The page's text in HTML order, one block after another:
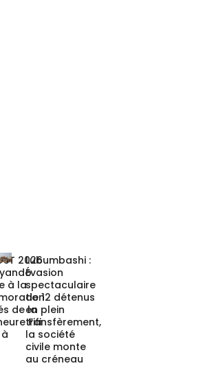
2026
à la
de la
Fifi
Lubumbashi :
Évasion
spectaculaire
de 12 détenus
en plein
transfèrement,
la société
civile monte
au créneau